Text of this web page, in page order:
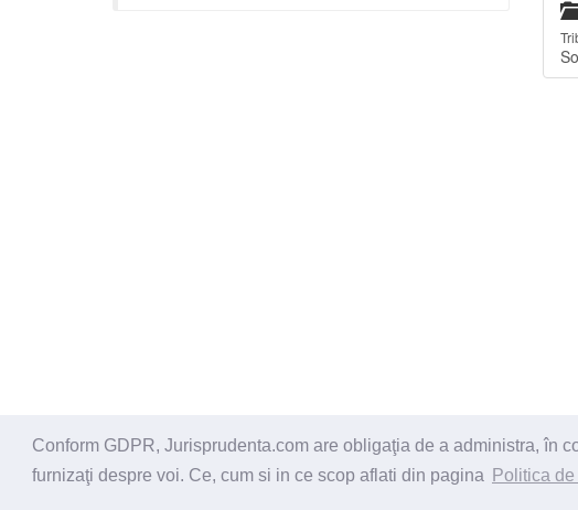
Conform GDPR, Jurisprudenta.com are obligaţia de a administra, în
furnizaţi despre voi. Ce, cum si in ce scop aflati din pagina
Politica
© 2026 - Jurisprudenta.com -Cautare-Termeni si conditii